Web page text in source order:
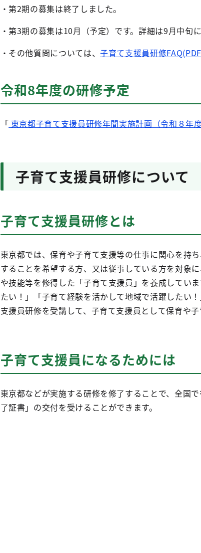
・第2期の募集は終了しました。
・第3期の募集は10月（予定）です。詳細は9月中旬
‧その他質問については、⼦育て⽀援員研修
令和8年度の研修予定
「 東京都子育て支援員研修年間実施計画（令和８年度
子育て支援員研修について
子育て支援員研修とは
東京都では、保育や子育て支援等の仕事に関心を持
することを希望する方、又は従事している方を対象
や技能等を修得した「子育て支援員」を養成してい
たい！」「子育て経験を活かして地域で活躍した
支援員研修を受講して、子育て支援員として保育や
子育て支援員になるためには
東京都などが実施する研修を修了することで、全国
了証書」の交付を受けることができます。